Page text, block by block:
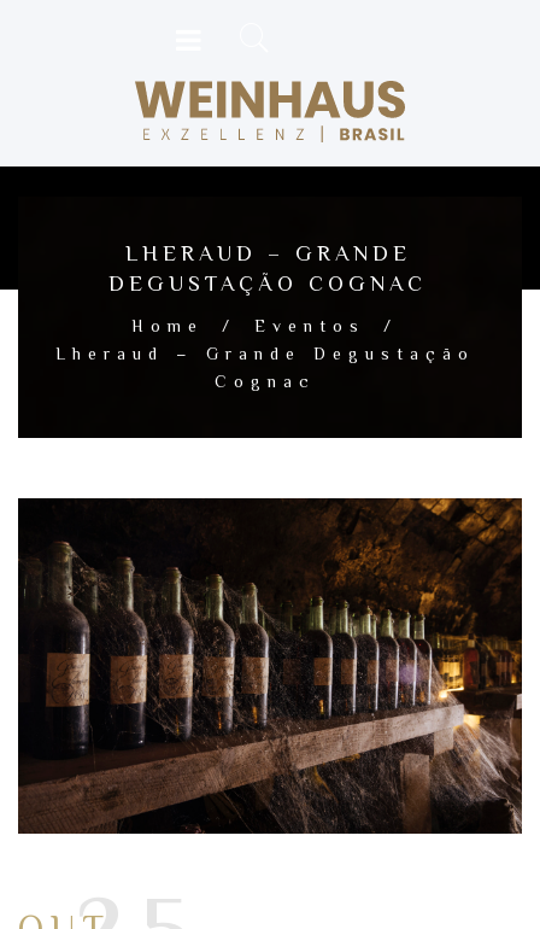
LHERAUD – GRANDE
DEGUSTAÇÃO COGNAC
Home / Eventos
/
Lheraud – Grande Degustação
Cognac